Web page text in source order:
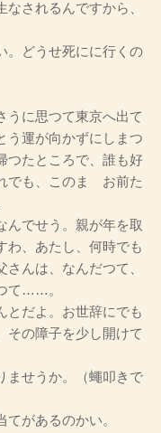
されるんですから、
どうせ死にに行くの
に思つて東京へ出て
う運が向かずにしまつ
つたところで、誰も好
でも、このまゝお前た
でせう。親が年を取
わ、あたし、何時でも
んは、なんだつて、
て……。
だよ。お世辞にでも
その障子を少し開けて
せうか。（蠅叩きで
があるのかい。